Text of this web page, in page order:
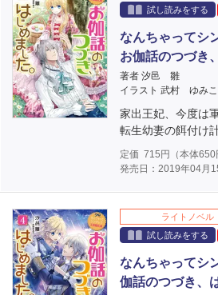
試し読みをする
なんちゃってシ
お伽話のつづき
著者 汐邑 雛
イラスト 武村 ゆみこ
家出王妃、今度は
転生幼妻の餌付け
定価 715 円（本体650
発売日：2019年04月
ライトノベル
試し読みをする
なんちゃってシ
伽話のつづき、